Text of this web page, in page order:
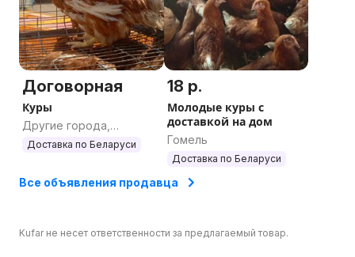
Договорная
Куры
Другие города,
Гомельская область
Доставка по Беларуси
18 р.
Молодые куры с
доставкой на дом
Гомель
Доставка по Беларуси
Все объявления продавца
Kufar не несет ответственности за предлагаемый товар.